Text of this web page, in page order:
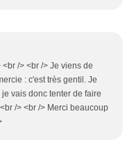
/> <br /> Je viens de
: c'est très gentil. Je
vais donc tenter de faire
/> <br /> Merci beaucoup